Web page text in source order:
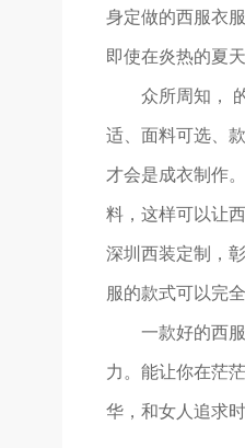
身定做的西服衣
即使在炎热的夏
众所周知，
适、面料可选、
才会是成衣制作
料，这样可以让
深圳西装定制，
服的款式可以完
一款好的西
力。能让你在茫
华，和女人追求